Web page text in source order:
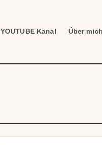
YOUTUBE Kanal Über mich